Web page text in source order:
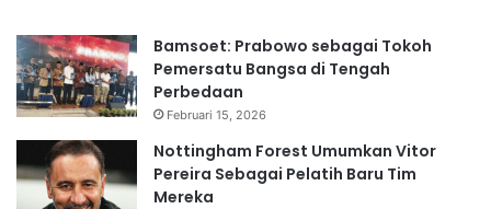
Bamsoet: Prabowo sebagai Tokoh
Pemersatu Bangsa di Tengah
Perbedaan
Februari 15, 2026
Nottingham Forest Umumkan Vitor
Pereira Sebagai Pelatih Baru Tim
Mereka